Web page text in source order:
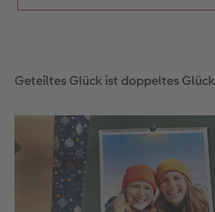
Geteiltes Glück ist doppeltes Glück